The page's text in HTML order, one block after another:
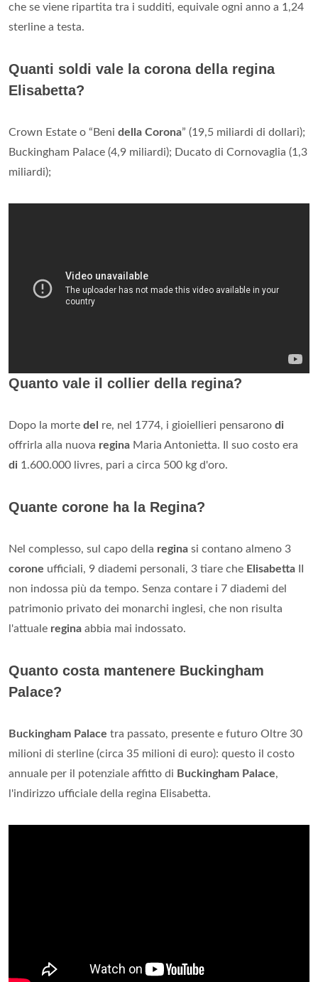
che se viene ripartita tra i sudditi, equivale ogni anno a 1,24
sterline a testa.
Quanti soldi vale la corona della regina
Elisabetta?
Crown Estate o “Beni della Corona” (19,5 miliardi di dollari);
Buckingham Palace (4,9 miliardi); Ducato di Cornovaglia (1,3
miliardi);
Quanto vale il collier della regina?
Dopo la morte del re, nel 1774, i gioiellieri pensarono di
offrirla alla nuova regina Maria Antonietta. Il suo costo era
di 1.600.000 livres, pari a circa 500 kg d'oro.
Quante corone ha la Regina?
Nel complesso, sul capo della regina si contano almeno 3
corone ufficiali, 9 diademi personali, 3 tiare che Elisabetta
non indossa più da tempo. Senza contare i 7 diademi del
patrimonio privato dei monarchi inglesi, che non risulta
l'attuale regina abbia mai indossato.
Quanto costa mantenere Buckingham
Palace?
Buckingham Palace tra passato, presente e futuro Oltre 30
milioni di sterline (circa 35 milioni di euro): questo il costo
annuale per il potenziale affitto di Buckingham Palace,
l'indirizzo ufficiale della regina Elisabetta.